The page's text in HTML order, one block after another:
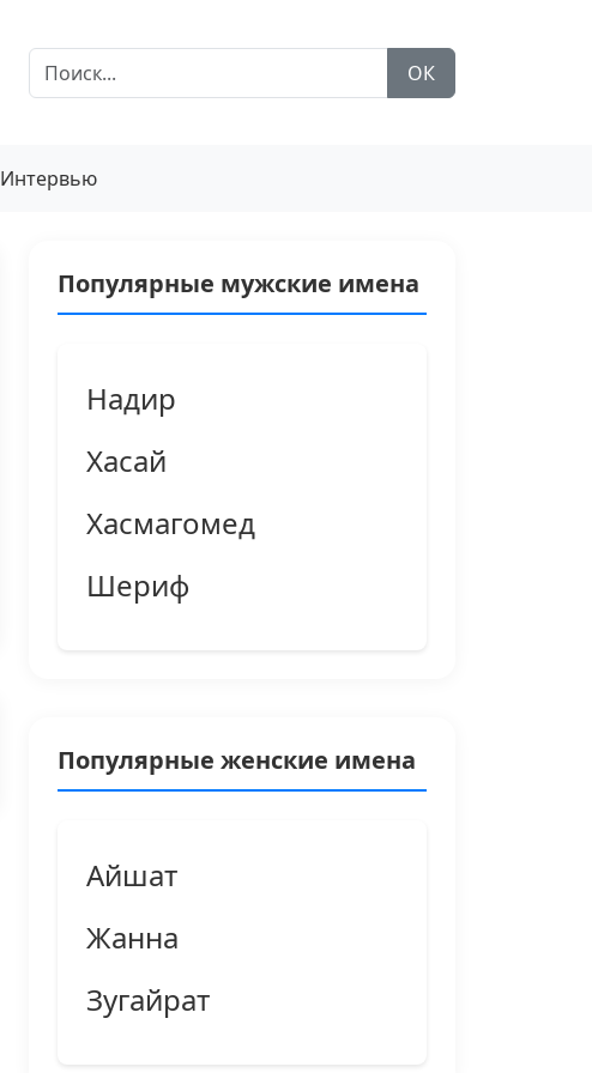
ОК
Интервью
Популярные мужские имена
Надир
Хасай
Хасмагомед
Шериф
Популярные женские имена
Айшат
Жанна
Зугайрат